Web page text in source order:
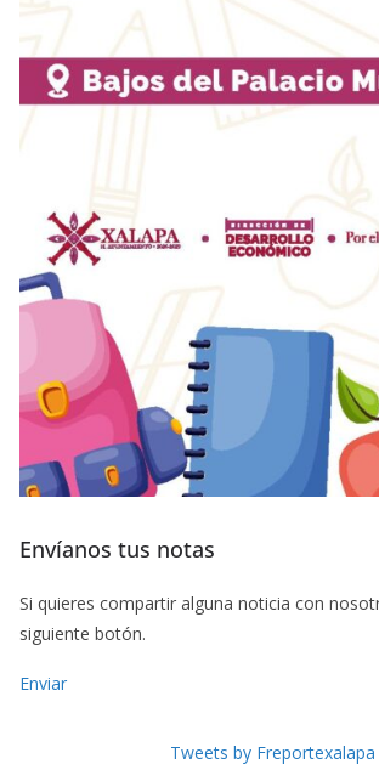
Envíanos tus notas
Si quieres compartir alguna noticia con
siguiente botón.
Enviar
Tweets by Freportexalapa